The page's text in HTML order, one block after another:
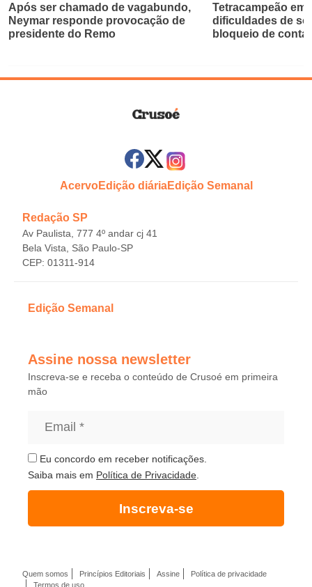
Após ser chamado de vagabundo,
Neymar responde provocação de
presidente do Remo
Tetracampeão em
dificuldades de
bloqueio de
AcervoEdição diáriaEdição Semanal
Redação SP
Av Paulista, 777 4º andar cj 41
Bela Vista, São Paulo-SP
CEP: 01311-914
Edição Semanal
Assine nossa newsletter
Inscreva-se e receba o conteúdo de Crusoé em primeira
mão
Eu concordo em receber notificações.
Saiba mais em Política de Privacidade
Inscreva-se
Quem somos Princípios Editoriais Assine
Política de privacidade
Termos de uso